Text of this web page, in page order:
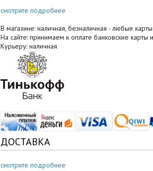
смотрите подробнее
В магазине: наличная, безналичная - любые карты
На сайте: принимаем к оплате банковские карты
Курьеру: наличная
ДОСТАВКА
смотрите подробнее